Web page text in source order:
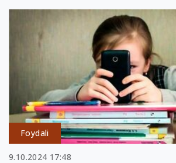
Foydali
9.10.2024 17:48